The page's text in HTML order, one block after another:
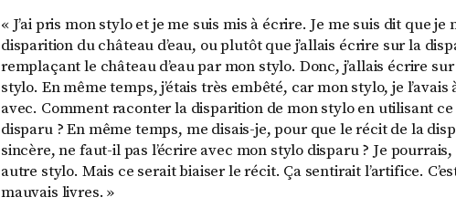
« J’ai pris mon stylo et je me suis mis à écrire. Je me suis dit que je
disparition du château d’eau, ou plutôt que j’allais écrire sur la
remplaçant le château d’eau par mon stylo. Donc, j’allais écrire
stylo. En même temps, j’étais très embêté, car mon stylo, je l’avais
avec. Comment raconter la disparition de mon stylo en utilisant
disparu ? En même temps, me disais-je, pour que le récit de la
sincère, ne faut-il pas l’écrire avec mon stylo disparu ? Je
autre stylo. Mais ce serait biaiser le récit. Ça sentirait l’artifice.
mauvais livres. »